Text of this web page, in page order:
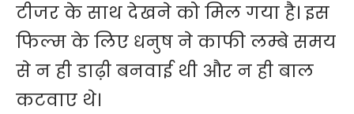
टीजर के साथ देखने को मिल गया है। इस
फिल्म के लिए धनुष ने काफी लम्बे समय
से न ही डाढ़ी बनवाई थी और न ही बाल
कटवाए थे।